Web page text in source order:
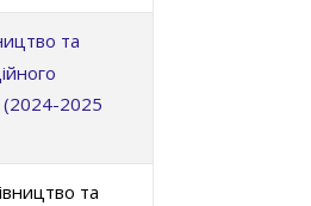
та
(2024-2025
та